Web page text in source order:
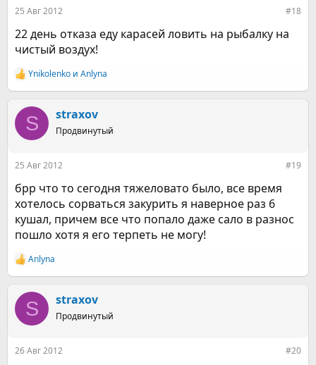
25 Авг 2012 #18
22 день отказа еду карасей ловить на рыбалку на
чистый воздух!
Р
е
к
ц
и
Ynikolenko и Anlyna
S straxov
Продвинутый
25 Авг 2012 #19
брр что то сегодня тяжеловато было, все время
хотелось сорваться закурить я наверное раз 6
кушал, причем все что попало даже сало в разнос
пошло хотя я его терпеть не могу!
Р
е
к
ц
и
Anlyna
S straxov
Продвинутый
26 Авг 2012 #20